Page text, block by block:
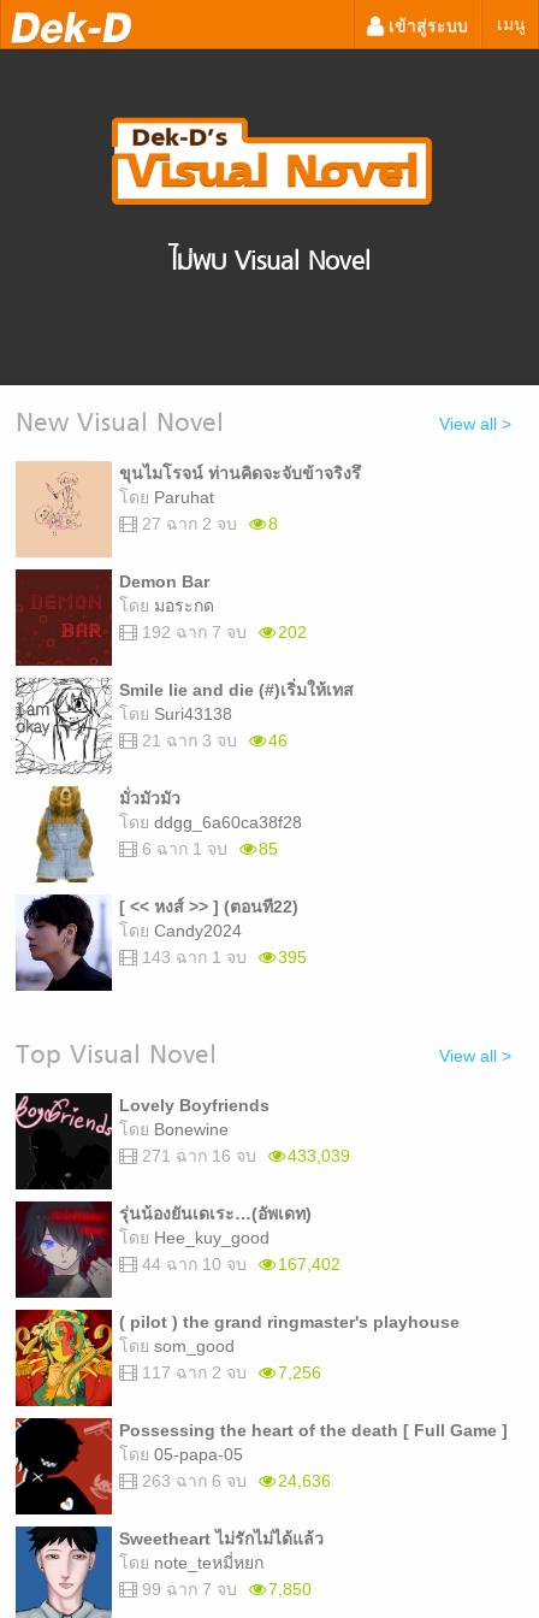
เมนู
เข้าสู่ระบบ
ไม่พบ Visual Novel
New Visual Novel View all >
ขุนไมโรจน์ ท่านคิดจะจับข้าจริงรึ
โดย Paruhat
27 ฉาก 2 จบ
8
Demon Bar
โดย มอระกด
192 ฉาก 7 จบ
202
Smile lie and die (#)เริ่มให้เทส
โดย Suri43138
21 ฉาก 3 จบ
46
มั่วมัวมัว
โดย ddgg_6a60ca38f28
6 ฉาก 1 จบ
85
[ << หงส์ >> ] (ตอนที22)
โดย Candy2024
143 ฉาก 1 จบ
395
Top Visual Novel View all >
Lovely Boyfriends
โดย Bonewine
271 ฉาก 16 จบ
433,039
รุ่นน้องยันเดเระ…(อัพเดท)
โดย Hee_kuy_good
44 ฉาก 10 จบ
167,402
( pilot ) the grand ringmaster's playhouse
โดย som_good
117 ฉาก 2 จบ
7,256
Possessing the heart of the death [ Full Game ]
โดย 05-papa-05
263 ฉาก 6 จบ
24,636
Sweetheart ไม่รักไม่ได้แล้ว
โดย note_teหมี่หยก
99 ฉาก 7 จบ
7,850